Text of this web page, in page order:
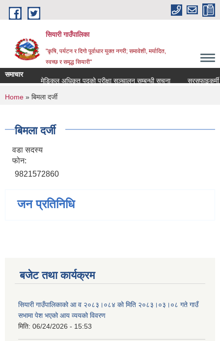
Skip to main content
सियारी गाउँपालिका
"कृषि, पर्यटन र दिगो पूर्वाधार युक्त नगरी; समावेशी, मर्यादित,
स्वच्छ र समृद्ध सियारी"
समाचार
मेडिकल अधिकृत पदको परीक्षा सञ्चालन सम्बन्धी सूचना
सरसफाइकर्मी
You are here
Home » बिमला दर्जी
बिमला दर्जी
वडा सदस्य
फोन:
9821572860
जन प्रतिनिधि
बजेट तथा कार्यक्रम
सियारी गाउँपालिकाको आ व २०८३।०८४ को मिति २०८३।०३।०८ गते गाउँ
सभामा पेश भएको आय व्ययको विवरण
मिति: 06/24/2026 - 15:53